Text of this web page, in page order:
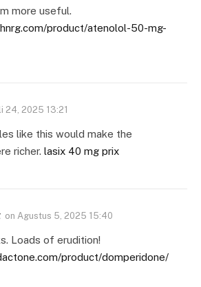
more useful.
product/atenolol-50-mg-
24, 2025 13:21
like this would make the
richer. lasix 40 mg prix
on Agustus 5, 2025 15:40
Loads of erudition!
product/domperidone/